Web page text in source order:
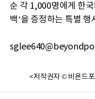
순 각 1,000명에게 한
백’을 증정하는 특별 행
<저작권자 © 비욘드